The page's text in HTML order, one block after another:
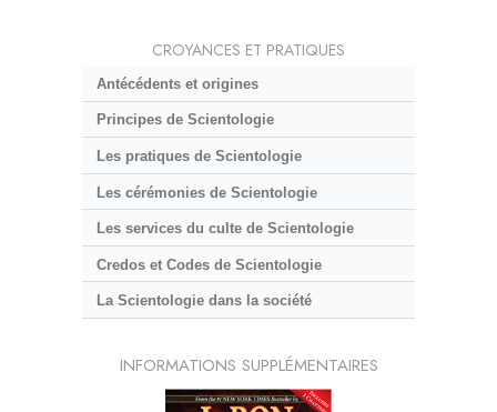
CROYANCES ET PRATIQUES
Antécédents et origines
Principes de Scientologie
Les pratiques de Scientologie
Les cérémonies de Scientologie
Les services du culte de Scientologie
Credos et Codes de Scientologie
La Scientologie dans la société
INFORMATIONS SUPPLÉMENTAIRES